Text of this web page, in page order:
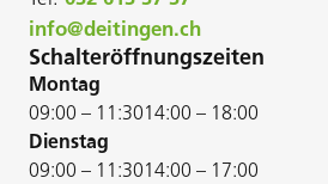
info@deitingen.ch
Schalteröffnungszeiten
Montag
09:00 – 11:3014:00 – 18:00
Dienstag
09:00 – 11:3014:00 – 17:00